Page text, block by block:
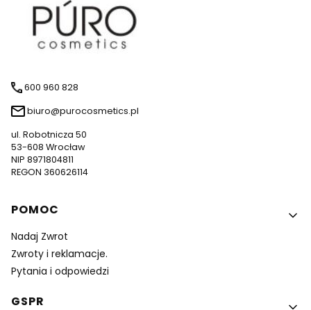
600 960 828
biuro@purocosmetics.pl
ul. Robotnicza 50
53-608 Wrocław
NIP 8971804811
REGON 360626114
Linki w stopce
POMOC
Nadaj Zwrot
Zwroty i reklamacje.
Pytania i odpowiedzi
GSPR